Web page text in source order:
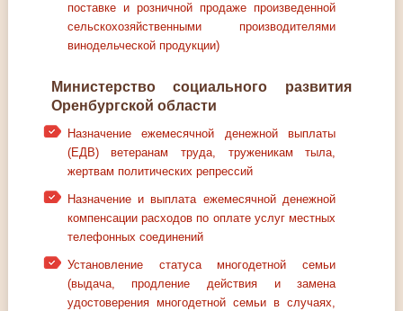
поставке и розничной продаже произведенной
сельскохозяйственными производителями
винодельческой продукции)
Министерство социального развития
Оренбургской области
Назначение ежемесячной денежной выплаты
(ЕДВ) ветеранам труда, труженикам тыла,
жертвам политических репрессий
Назначение и выплата ежемесячной денежной
компенсации расходов по оплате услуг местных
телефонных соединений
Установление статуса многодетной семьи
(выдача, продление действия и замена
удостоверения многодетной семьи в случаях,